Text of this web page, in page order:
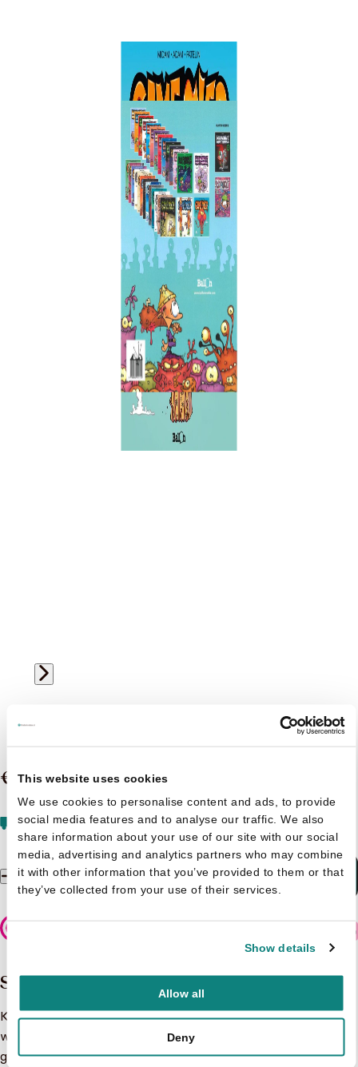
This website uses cookies
We use cookies to personalise content and ads, to provide
social media features and to analyse our traffic. We also
share information about your use of our site with our social
media, advertising and analytics partners who may combine
it with other information that you’ve provided to them or that
they’ve collected from your use of their services.
Show details
Allow all
Deny
Game over 15. very bad trip
€ 9,99
Vandaag besteld, dinsdag in huis
Gratis verzending
vanaf 20 euro
Game over 15. very bad trip aantalIn winkelmandje
Samenvatting
Kleine Barbaar, de virtuele avatar van Kid Paddle, tekent
weer present voor een rondje tekstloze eenpaginagags vol
geschifte en onvoorspelbare wendingen. Zijn doel en zijn